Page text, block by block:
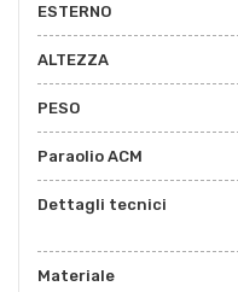
ESTERNO
ALTEZZA
PESO
Paraolio ACM
Dettagli tecnici
Materiale